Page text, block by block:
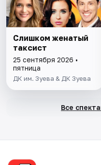
Слишком женатый
таксист
25 сентября 2026 •
пятница
ДК им. Зуева & ДК Зуева
Все